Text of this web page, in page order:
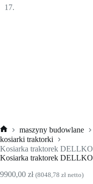
Strona
główna
maszyny budowlane
kosiarki traktorki
Kosiarka traktorek
Kosiarka traktorek
9900,00 zł (8048,78 zł netto)